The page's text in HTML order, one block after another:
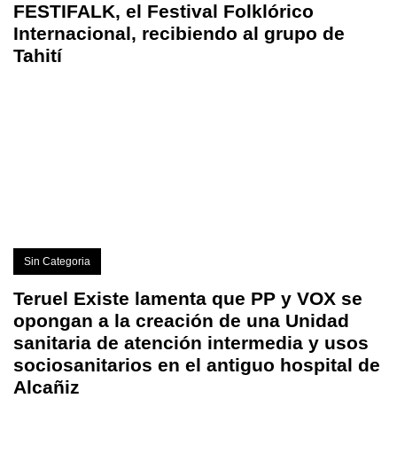
FESTIFALK, el Festival Folklórico
Internacional, recibiendo al grupo de
Tahití
Sin Categoria
Teruel Existe lamenta que PP y VOX se
opongan a la creación de una Unidad
sanitaria de atención intermedia y usos
sociosanitarios en el antiguo hospital de
Alcañiz